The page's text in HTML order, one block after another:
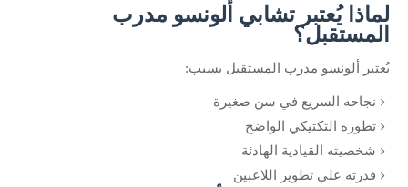
لماذا يُعتبر تشابي ألونسو مدرب
المستقبل؟
يُعتبر ألونسو مدرب المستقبل بسبب:
نجاحه السريع في سن صغيرة
تطوره التكتيكي الواضح
شخصيته القيادية الهادئة
قدرته على تطوير اللاعبين